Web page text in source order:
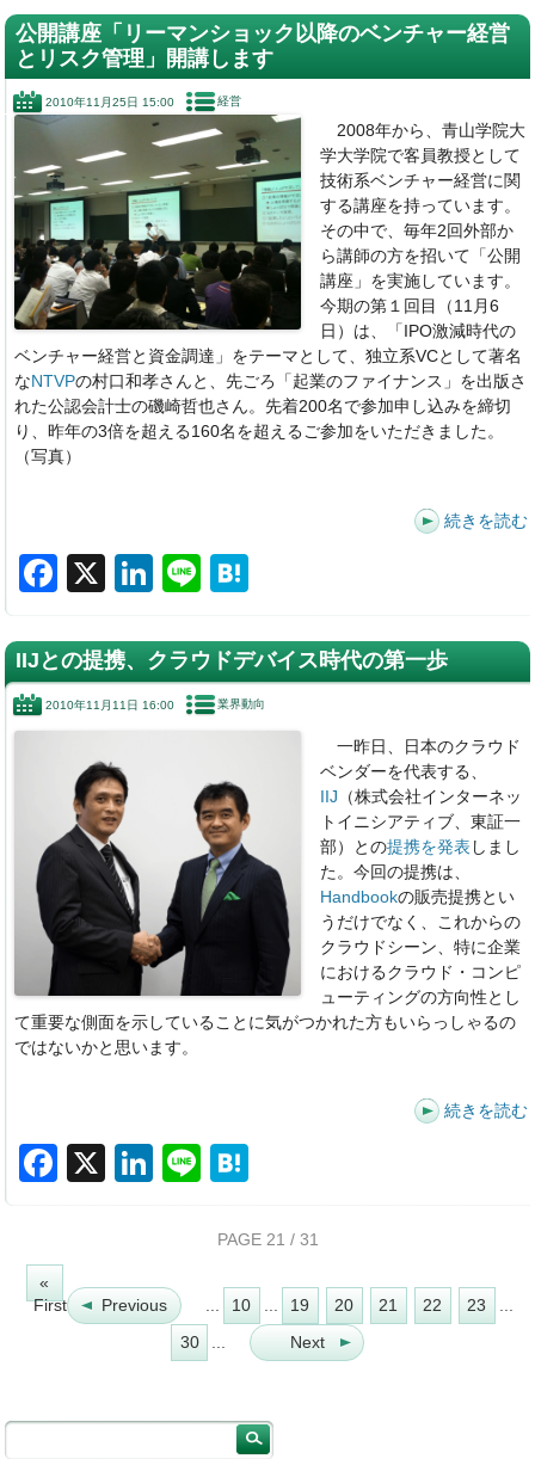
c
e
b
o
o
k
k
e
dI
n
e
e
n
公開講座「リーマンショック以降のベンチャー経営
とリスク管理」開講します
2010年11月25日 15:00 経営
2008年から、青山学院大
学大学院で客員教授として
技術系ベンチャー経営に関
する講座を持っています。
その中で、毎年2回外部か
ら講師の方を招いて「公開
講座」を実施しています。
今期の第１回目（11月6
日）は、「IPO激減時代の
ベンチャー経営と資金調達」をテーマとして、独立系VCとして著名
なNTVPの村口和孝さんと、先ごろ「起業のファイナンス」を出版さ
れた公認会計士の磯崎哲也さん。先着200名で参加申し込みを締切
り、昨年の3倍を超える160名を超えるご参加をいただきました。
（写真）
続きを読む
F
c
e
b
o
k
X
Li
k
e
Li
e
e
n
a
IIJとの提携、クラウドデバイス時代の第一歩
2010年11月11日 16:00 業界動向
一昨日、日本のクラウド
ベンダーを代表する、
IIJ （株式会社インターネッ
トイニシアティブ、東証一
部）との提携を発表 しまし
た。今回の提携は、
Handbookの販売提携とい
うだけでなく、これからの
クラウドシーン、特に企業
におけるクラウド・コンピ
ューティングの方向性とし
て重要な側面を示していることに気がつかれた方もいらっしゃるの
ではないかと思います。
続きを読む
F
e
b
k
X
Li
e
dI
n
Li
e
e
n
a
PAGE 21 / 31
«
First
Previous ... 10 ... 19 20 21 22 23
...
30
... Next